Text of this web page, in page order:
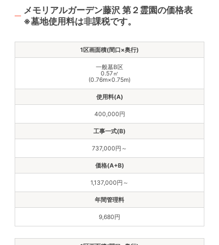
メモリアルガーデン藤沢 第２霊園の価格表
※墓地使用料は非課税です。
一般墓B区
0.57㎡
(0.76m×0.75m)
400,000円
737,000円～
1,137,000円～
9,680円